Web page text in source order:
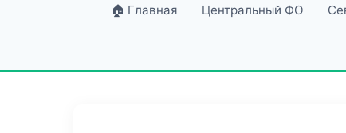
🏠 Главная Центральный ФО